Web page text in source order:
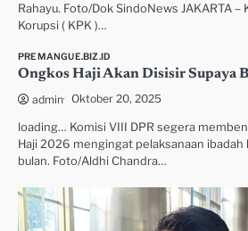
Rahayu. Foto/Dok SindoNews JAKARTA
Korupsi ( KPK )…
PREMANGUE.BIZ.ID
Ongkos Haji Akan Disisir Supaya
admin Oktober 20, 2025
loading… Komisi VIII DPR segera
Haji 2026 mengingat pelaksanaan
bulan. Foto/Aldhi Chandra…